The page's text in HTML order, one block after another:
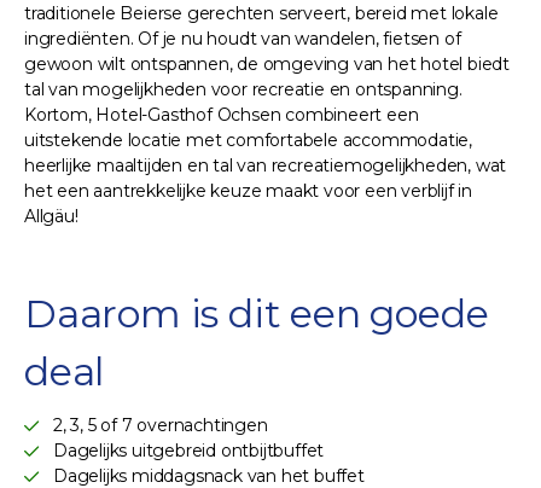
traditionele Beierse gerechten serveert, bereid met lokale
ingrediënten. Of je nu houdt van wandelen, fietsen of
gewoon wilt ontspannen, de omgeving van het hotel biedt
tal van mogelijkheden voor recreatie en ontspanning.
Kortom, Hotel-Gasthof Ochsen combineert een
uitstekende locatie met comfortabele accommodatie,
heerlijke maaltijden en tal van recreatiemogelijkheden, wat
het een aantrekkelijke keuze maakt voor een verblijf in
Allgäu!
Daarom is dit een goede
deal
2, 3, 5 of 7 overnachtingen
Dagelijks uitgebreid ontbijtbuffet
Dagelijks middagsnack van het buffet